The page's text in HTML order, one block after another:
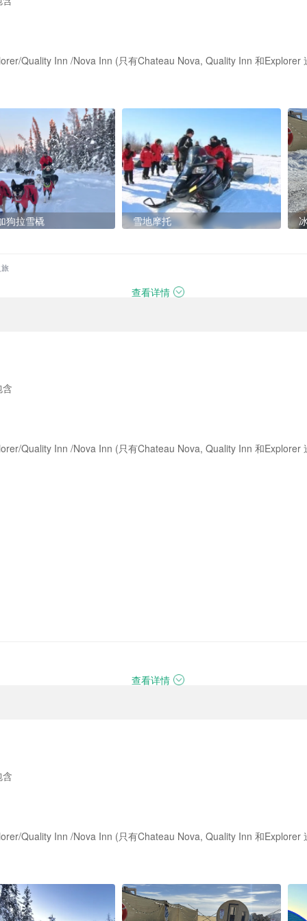
Quality Inn /Nova Inn (只有Chateau Nova, Quality Inn 和Explorer
狗拉雪橇 雪地摩托
查看详情
Quality Inn /Nova Inn (只有Chateau Nova, Quality Inn 和Explorer
查看详情
Quality Inn /Nova Inn (只有Chateau Nova, Quality Inn 和Explorer